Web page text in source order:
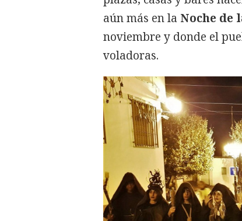
aún más en la Noche de
noviembre y donde el
voladoras.